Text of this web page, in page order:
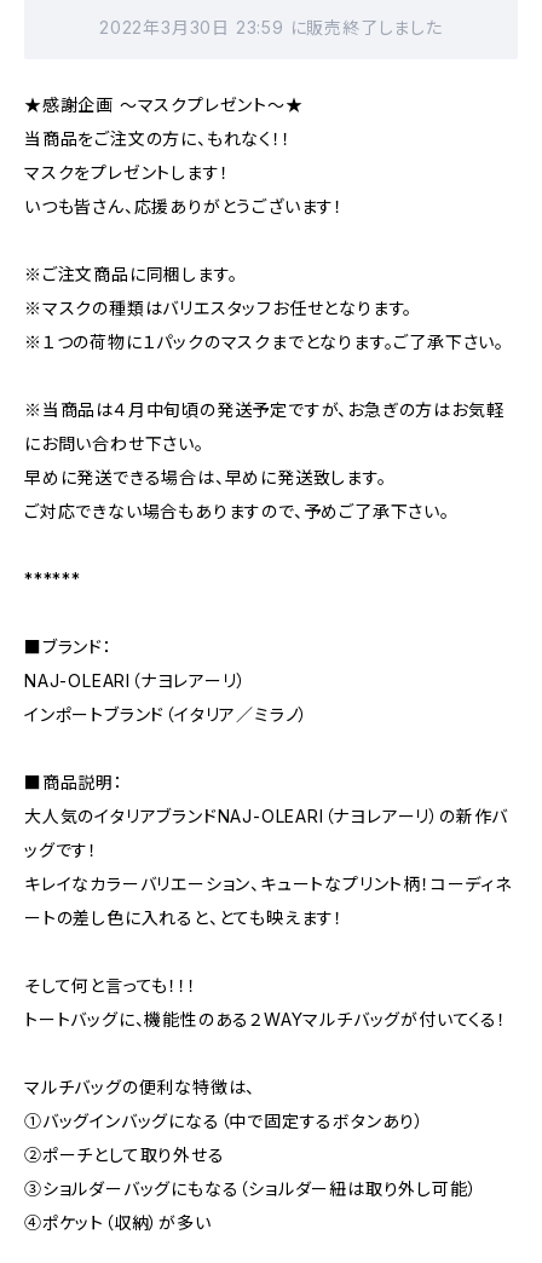
2022年3月30日 23:59 に販売終了しました
★感謝企画 ～マスクプレゼント～★
当商品をご注文の方に、もれなく！！
マスクをプレゼントします！
いつも皆さん、応援ありがとうございます！
※ご注文商品に同梱します。
※マスクの種類はバリエスタッフお任せとなります。
※１つの荷物に１パックのマスクまでとなります。ご了承下さい。
※当商品は４月中旬頃の発送予定ですが、お急ぎの方はお気軽
にお問い合わせ下さい。
早めに発送できる場合は、早めに発送致します。
ご対応できない場合もありますので、予めご了承下さい。
******
■ブランド：
NAJ-OLEARI（ナヨレアーリ）
インポートブランド（イタリア／ミラノ）
■商品説明：
大人気のイタリアブランドNAJ-OLEARI（ナヨレアーリ）の新作バ
ッグです！
キレイなカラーバリエーション、キュートなプリント柄！コーディネ
ートの差し色に入れると、とても映えます！
そして何と言っても！！！
トートバッグに、機能性のある２WAYマルチバッグが付いてくる！
マルチバッグの便利な特徴は、
①バッグインバッグになる（中で固定するボタンあり）
②ポーチとして取り外せる
③ショルダーバッグにもなる（ショルダー紐は取り外し可能）
④ポケット（収納）が多い